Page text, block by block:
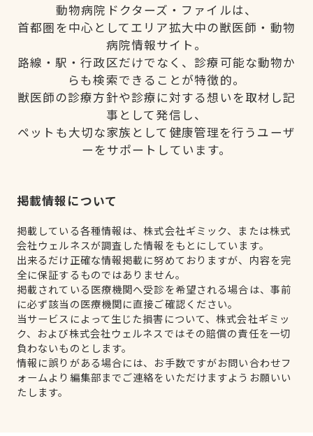
動物病院ドクターズ・ファイルは、
首都圏を中心としてエリア拡大中の獣医師・動物
病院情報サイト。
路線・駅・行政区だけでなく、診療可能な動物か
らも検索できることが特徴的。
獣医師の診療方針や診療に対する想いを取材し記
事として発信し、
ペットも大切な家族として健康管理を行うユーザ
ーをサポートしています。
掲載情報について
掲載している各種情報は、株式会社ギミック、または株式
会社ウェルネスが調査した情報をもとにしています。
出来るだけ正確な情報掲載に努めておりますが、内容を完
全に保証するものではありません。
掲載されている医療機関へ受診を希望される場合は、事前
に必ず該当の医療機関に直接ご確認ください。
当サービスによって生じた損害について、株式会社ギミッ
ク、および株式会社ウェルネスではその賠償の責任を一切
負わないものとします。
情報に誤りがある場合には、お手数ですがお問い合わせフ
ォームより編集部までご連絡をいただけますようお願いい
たします。